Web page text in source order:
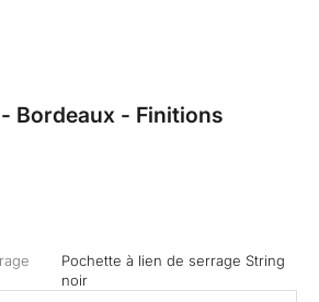
Bordeaux - Finitions
Pochette à lien de serrage String
noir